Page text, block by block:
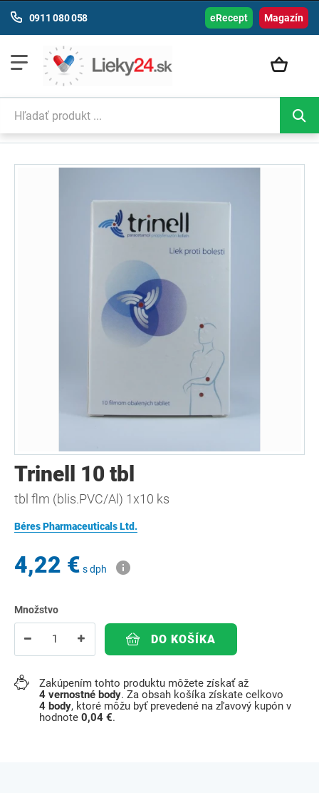
Magazín
0911 080 058 eRecept
Trinell 10 tbl
tbl flm (blis.PVC/Al) 1x10 ks
Béres Pharmaceuticals Ltd.
4,22 € s dph
Množstvo
DO KOŠÍKA
Zakúpením tohto produktu môžete získať až
4 vernostné body. Za obsah košíka získate celkovo
4 body, ktoré môžu byť prevedené na zľavový kupón v
hodnote 0,04 €.